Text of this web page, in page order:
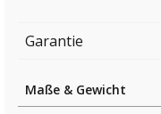
Garantie
Maße & Gewicht